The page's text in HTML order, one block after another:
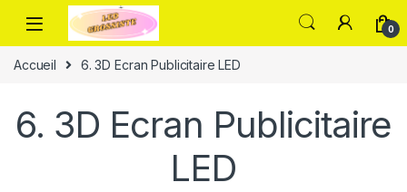
0
Accueil 6. 3D Ecran Publicitaire LED
6. 3D Ecran Publicitaire
LED